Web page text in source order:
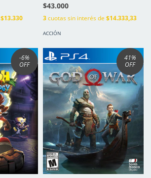
$13.330
$43.000
3cuotas sin interés de $14.333,33
ACCIÓN
-6%
OFF
41%
OFF